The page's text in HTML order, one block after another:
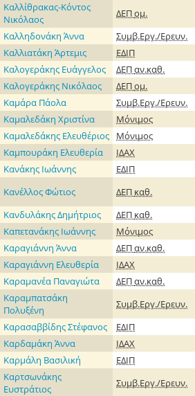
Καλλίθρακας-Κόντος
Νικόλαος
ΔΕΠομ.
Καλληδονάκη Άννα
Συμβ.Εργ./Ερευν.
Καλλιατάκη Άρτεμις
ΕΔΙΠ
Καλογεράκης Ευάγγελος
ΔΕΠαν.καθ.
Καλογεράκης Νικόλαος
ΔΕΠομ.
Καμάρα Πάολα
Συμβ.Εργ./Ερευν.
Καμαλεδάκη Χριστίνα
Μόνιμος
Καμαλεδάκης Ελευθέριος
Μόνιμος
Καμπουράκη Ελευθερία
ΙΔΑΧ
Κανάκης Ιωάννης
ΕΔΙΠ
Κανέλλος Φώτιος
ΔΕΠ καθ.
Κανδυλάκης Δημήτριος
ΔΕΠ καθ.
Καπετανάκης Ιωάννης
Μόνιμος
Καραγιάννη Άννα
ΔΕΠαν.καθ.
Καραγιάννη Ελευθερία
ΙΔΑΧ
Καραμανέα Παναγιώτα
ΔΕΠαν.καθ.
Καραμπατσάκη
Πολυξένη
Συμβ.Εργ./Ερευν.
Καρασαββίδης Στέφανος
ΕΔΙΠ
Καρδαμάκη Άννα
ΙΔΑΧ
Καρμάλη Βασιλική
ΕΔΙΠ
Καρτσωνάκης
Ευστράτιος
Συμβ.Εργ./Ερευν.